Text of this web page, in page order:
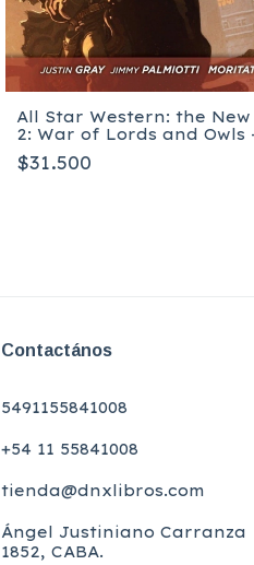
All Star Western: the New
2: War of Lords and Owls
Tapa blanda
$31.500
Contactános
5491155841008
+54 11 55841008
tienda@dnxlibros.com
Ángel Justiniano Carranza
1852, CABA.